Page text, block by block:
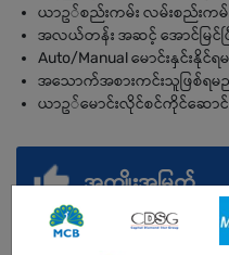
ယာဥ်စည်းကမ်း လမ်းစည်းကမ်
အလယ်တန်း အဆင့် အောင်မြင်ပ
Auto/Manual မောင်းနှင်းနိုင်ရ
အသောက်အစားကင်းသူဖြစ်ရမ
ယာဥ်မောင်းလိုင်စင်ကိုင်ဆောင်
အကျိုးအမြတ်
ခွင့်၊ နားရက်၊ နေ့လည်စာ။